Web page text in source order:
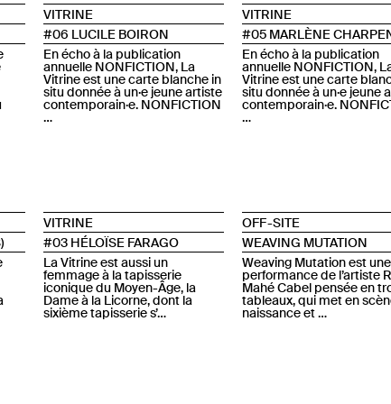
VITRINE
#06 LUCILE BOIRON
En écho à la publication
annuelle NONFICTION, La
Vitrine est une carte blanche in
situ donnée à un·e jeune artiste
contemporain·e. NONFICTION
…
VITRINE
#05 MARLÈNE
En écho à la publication
annuelle NONFICTION,
Vitrine est une carte
situ donnée à un·e jeune
contemporain·e.
…
VITRINE
#03 HÉLOÏSE FARAGO
La Vitrine est aussi un
femmage à la tapisserie
iconique du Moyen-Âge, la
Dame à la Licorne, dont la
sixième tapisserie s’…
OFF-SITE
WEAVING MUTATION
Weaving Mutation est une
performance de l’artiste
Mahé Cabel pensée en
tableaux, qui met en
naissance et …